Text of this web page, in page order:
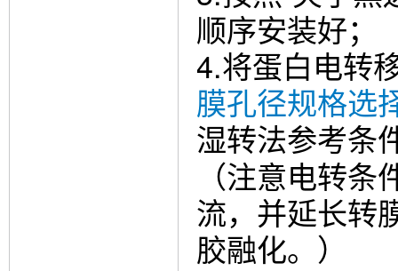
顺序安装好；
4.将蛋白电转
膜孔径规格选
湿转法参考条
（注意电转
流，并延长转
胶融化。）